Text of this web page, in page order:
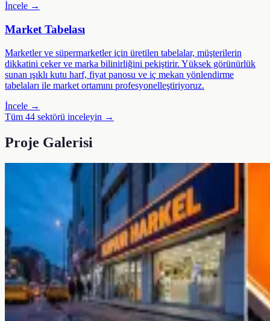
İncele →
Market Tabelası
Marketler ve süpermarketler için üretilen tabelalar, müşterilerin
dikkatini çeker ve marka bilinirliğini pekiştirir. Yüksek görünürlük
sunan ışıklı kutu harf, fiyat panosu ve iç mekan yönlendirme
tabelaları ile market ortamını profesyonelleştiriyoruz.
İncele →
Tüm 44 sektörü inceleyin →
Proje Galerisi